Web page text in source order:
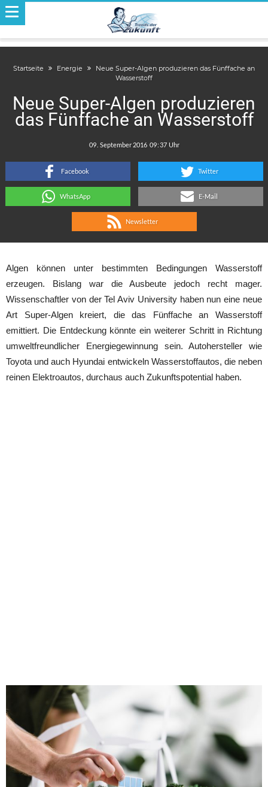
Startseite Energie
Neue Super-Algen produzieren das Fünffache an
Wasserstoff
Neue Super-Algen produzieren
das Fünffache an Wasserstoff
:
Facebook Twitter
WhatsApp E-Mail
Newsletter
Algen können unter bestimmten Bedingungen Wasserstoff
erzeugen. Bislang war die Ausbeute jedoch recht mager.
Wissenschaftler von der Tel Aviv University haben nun eine neue
Art Super-Algen kreiert, die das Fünffache an Wasserstoff
emittiert. Die Entdeckung könnte ein weiterer Schritt in Richtung
umweltfreundlicher Energiegewinnung sein. Autohersteller wie
Toyota und auch Hyundai entwickeln Wasserstoffautos, die neben
reinen Elektroautos, durchaus auch Zukunftspotential haben.